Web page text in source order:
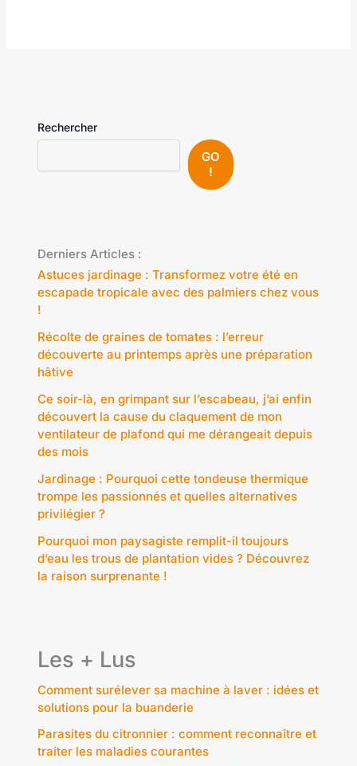
Rechercher
GO
!
Derniers Articles :
Astuces jardinage : Transformez votre été en
escapade tropicale avec des palmiers chez vous
!
Récolte de graines de tomates : l’erreur
découverte au printemps après une préparation
hâtive
Ce soir-là, en grimpant sur l’escabeau, j’ai enfin
découvert la cause du claquement de mon
ventilateur de plafond qui me dérangeait depuis
des mois
Jardinage : Pourquoi cette tondeuse thermique
trompe les passionnés et quelles alternatives
privilégier ?
Pourquoi mon paysagiste remplit-il toujours
d’eau les trous de plantation vides ? Découvrez
la raison surprenante !
Les + Lus
Comment surélever sa machine à laver : idées et
solutions pour la buanderie
Parasites du citronnier : comment reconnaître et
traiter les maladies courantes